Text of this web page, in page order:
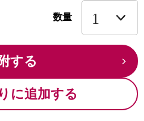
数量
する
に追加する